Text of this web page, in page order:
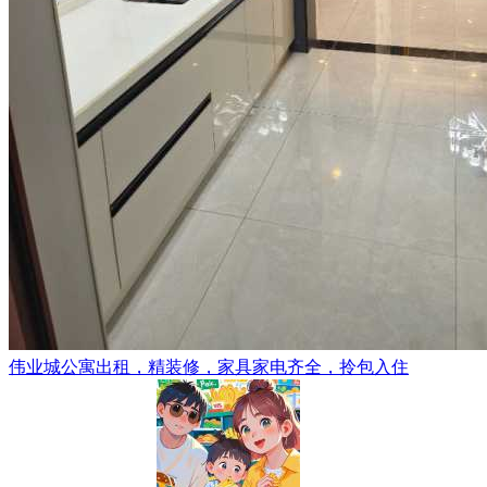
伟业城公寓出租，精装修，家具家电齐全，拎包入住